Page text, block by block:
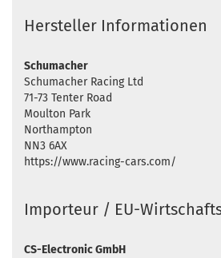
Hersteller Informationen
Schumacher
Schumacher Racing Ltd
71-73 Tenter Road
Moulton Park
Northampton
NN3 6AX
https://www.racing-cars.com/
Importeur / EU-
CS-Electronic GmbH